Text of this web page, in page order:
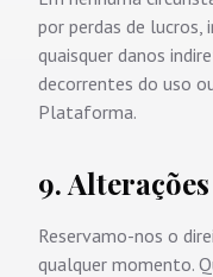
por perdas de lucros,
quaisquer danos
decorrentes do uso
Plataforma.
9.
Reservamo-nos o
qualquer momento.